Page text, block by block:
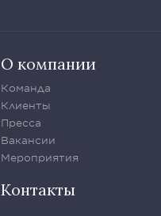
О компании
Команда
Клиенты
Пресса
Вакансии
Мероприятия
Контакты